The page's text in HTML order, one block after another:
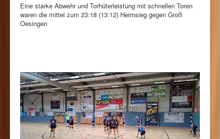
Eine starke Abwehr und Torhüterleistung mit schnellen Toren
waren die mittel zum 23:18 (13:12) Heimsieg gegen Groß
Oesingen